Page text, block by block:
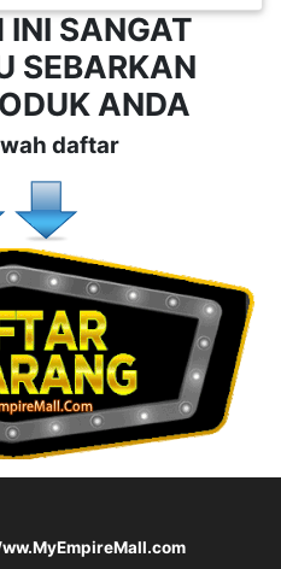
INI SANGAT
SEBARKAN
ANDA
daftar